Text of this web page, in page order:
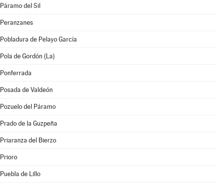
Páramo del Sil
Peranzanes
Pobladura de Pelayo García
Pola de Gordón (La)
Ponferrada
Posada de Valdeón
Pozuelo del Páramo
Prado de la Guzpeña
Priaranza del Bierzo
Prioro
Puebla de Lillo